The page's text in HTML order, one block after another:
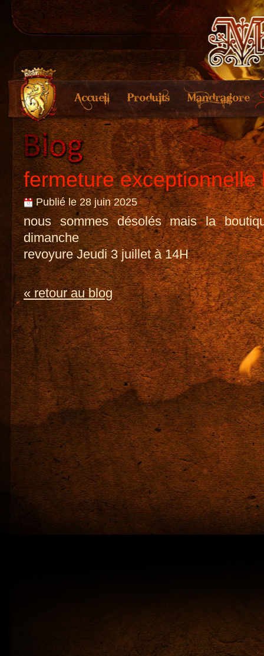
fermeture exceptionnelle
Publié le 28 juin 2025
nous sommes désolés mais la
dimanche
revoyure Jeudi 3 juillet à 14H
« retour au blog